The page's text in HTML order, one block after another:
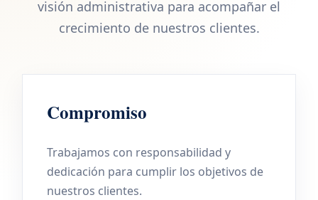
visión administrativa para acompañar el
crecimiento de nuestros clientes.
Compromiso
Trabajamos con responsabilidad y
dedicación para cumplir los objetivos de
nuestros clientes.